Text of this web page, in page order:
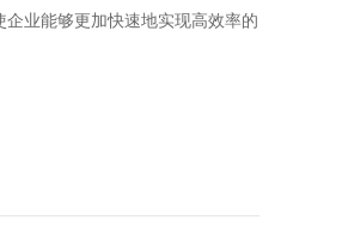
业能够更加快速地实现高效率的